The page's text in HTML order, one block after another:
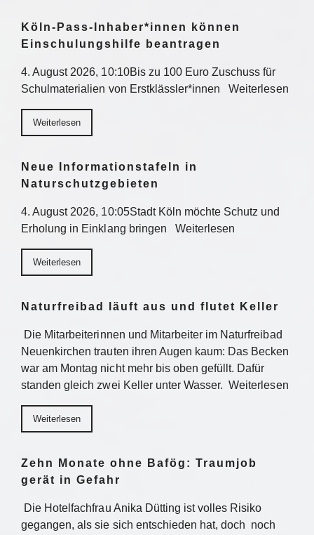
Köln-Pass-Inhaber*innen können
Einschulungshilfe beantragen
4. August 2026, 10:10Bis zu 100 Euro Zuschuss für
Schulmaterialien von Erstklässler*innen Weiterlesen
Weiterlesen
Neue Informationstafeln in
Naturschutzgebieten
4. August 2026, 10:05Stadt Köln möchte Schutz und
Erholung in Einklang bringen Weiterlesen
Weiterlesen
Naturfreibad läuft aus und flutet Keller
Die Mitarbeiterinnen und Mitarbeiter im Naturfreibad
Neuenkirchen trauten ihren Augen kaum: Das Becken
war am Montag nicht mehr bis oben gefüllt. Dafür
standen gleich zwei Keller unter Wasser. Weiterlesen
Weiterlesen
Zehn Monate ohne Bafög: Traumjob
gerät in Gefahr
Die Hotelfachfrau Anika Dütting ist volles Risiko
gegangen, als sie sich entschieden hat, doch noch